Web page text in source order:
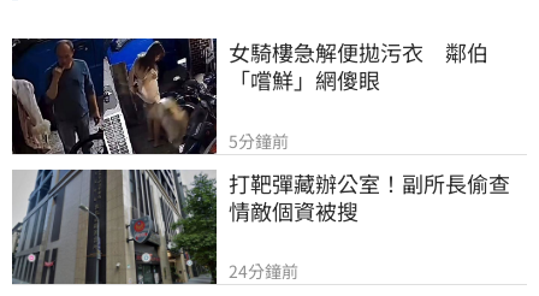
女騎樓急解便拋污衣　鄰伯
「嚐鮮」網傻眼
5分鐘前
打靶彈藏辦公室！副所長偷查
情敵個資被搜
24分鐘前